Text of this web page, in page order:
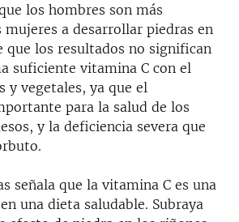
los hombres son más
mujeres a desarrollar piedras en
que los resultados no significan
suficiente vitamina C con el
y vegetales, ya que el
para la salud de los
y la deficiencia severa que
señala que la vitamina C es una
una dieta saludable. Subraya